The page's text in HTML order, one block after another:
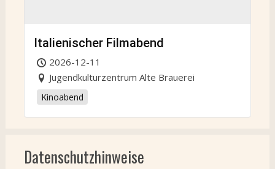
Italienischer Filmabend
2026-12-11
Jugendkulturzentrum Alte Brauerei
Kinoabend
Datenschutzhinweise